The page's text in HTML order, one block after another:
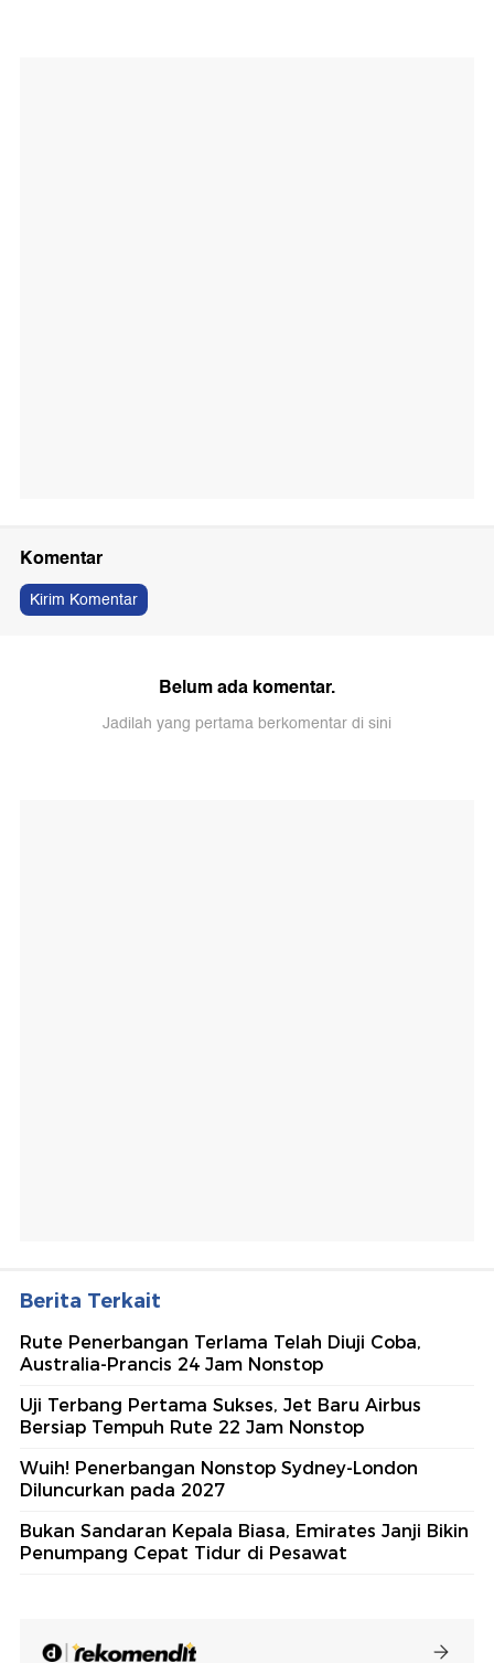
Komentar
Kirim Komentar
Belum ada komentar.
Jadilah yang pertama berkomentar di sini
Berita Terkait
Rute Penerbangan Terlama Telah Diuji Coba,
Australia-Prancis 24 Jam Nonstop
Uji Terbang Pertama Sukses, Jet Baru Airbus
Bersiap Tempuh Rute 22 Jam Nonstop
Wuih! Penerbangan Nonstop Sydney-London
Diluncurkan pada 2027
Bukan Sandaran Kepala Biasa, Emirates Janji Bikin
Penumpang Cepat Tidur di Pesawat